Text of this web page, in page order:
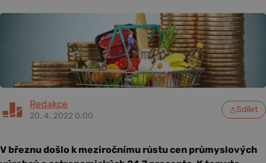
Redakce
20. 4. 2022 0:00
Sdílet
V březnu došlo k meziročnímu růstu cen průmyslových